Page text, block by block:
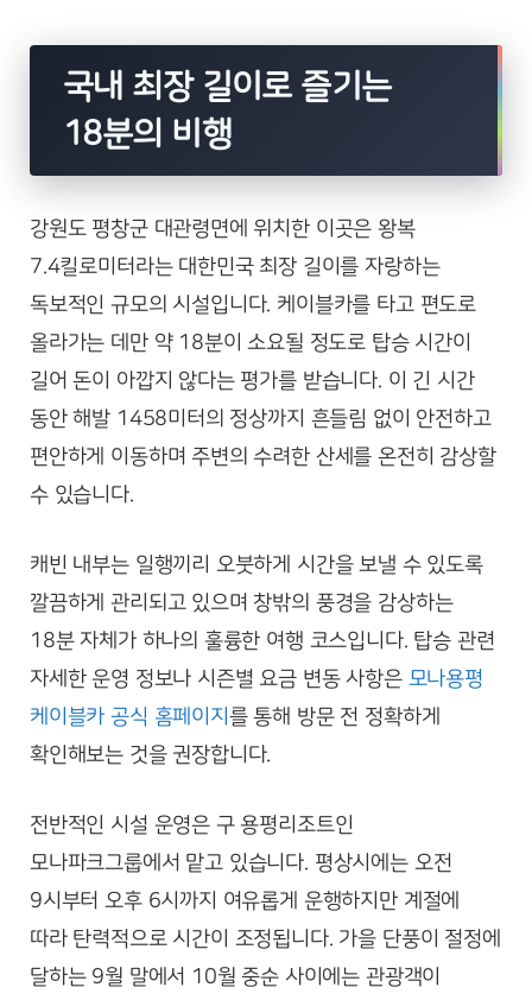
국내 최장 길이로 즐기는
18분의 비행
강원도 평창군 대관령면에 위치한 이곳은 왕복
7.4킬로미터라는 대한민국 최장 길이를 자랑하는
독보적인 규모의 시설입니다. 케이블카를 타고 편도로
올라가는 데만 약 18분이 소요될 정도로 탑승 시간이
길어 돈이 아깝지 않다는 평가를 받습니다. 이 긴 시간
동안 해발 1458미터의 정상까지 흔들림 없이 안전하고
편안하게 이동하며 주변의 수려한 산세를 온전히 감상할
수 있습니다.
캐빈 내부는 일행끼리 오붓하게 시간을 보낼 수 있도록
깔끔하게 관리되고 있으며 창밖의 풍경을 감상하는
18분 자체가 하나의 훌륭한 여행 코스입니다. 탑승 관련
자세한 운영 정보나 시즌별 요금 변동 사항은 모나용평
케이블카 공식 홈페이지 를 통해 방문 전 정확하게
확인해보는 것을 권장합니다.
전반적인 시설 운영은 구 용평리조트인
모나파크그룹에서 맡고 있습니다. 평상시에는 오전
9시부터 오후 6시까지 여유롭게 운행하지만 계절에
따라 탄력적으로 시간이 조정됩니다. 가을 단풍이 절정에
달하는 9월 말에서 10월 중순 사이에는 관광객이